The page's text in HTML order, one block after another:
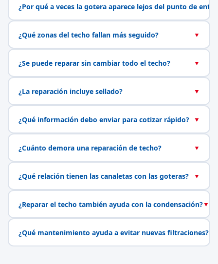
¿Por qué a veces la gotera aparece lejos del punto de
¿Qué zonas del techo fallan más seguido? ▼
¿Se puede reparar sin cambiar todo el techo? ▼
¿La reparación incluye sellado? ▼
¿Qué información debo enviar para cotizar rápido? ▼
¿Cuánto demora una reparación de techo? ▼
¿Qué relación tienen las canaletas con las goteras? ▼
¿Reparar el techo también ayuda con la condensación?▼
¿Qué mantenimiento ayuda a evitar nuevas filtraciones?▼